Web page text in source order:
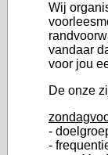
Wij
vandaar
voor jou
De onze
-
-